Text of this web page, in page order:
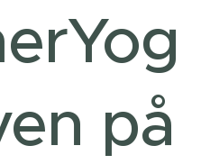
på